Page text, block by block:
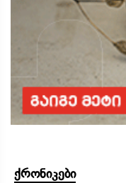
ქრონიკები